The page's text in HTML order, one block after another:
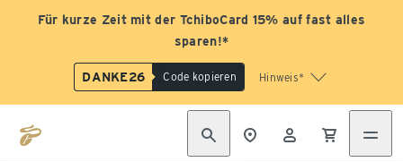
Für kurze Zeit mit der TchiboCard 15% auf fast alles
sparen!*
DANKE26 Code kopieren Hinweis*